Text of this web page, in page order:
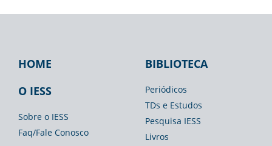
Footer
IESS
HOME
O IESS
Sobre o IESS
Faq/Fale Conosco
Footer
Biblioteca
BIBLIOTECA
Periódicos
TDs e Estudos
Pesquisa IESS
Livros
Footer
Espaço
Imprensa